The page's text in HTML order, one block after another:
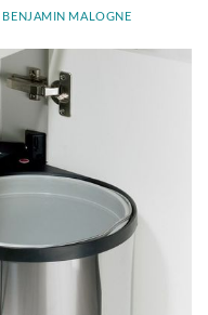
BENJAMIN MALOGNE